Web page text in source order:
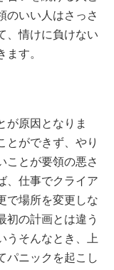
のいい人はさっさ
、情けに負けない
す。
が原因となりま
とができず、やり
ことが要領の悪さ
、仕事でクライア
で場所を変更しな
初の計画とは違う
うそんなとき、上
パニックを起こし